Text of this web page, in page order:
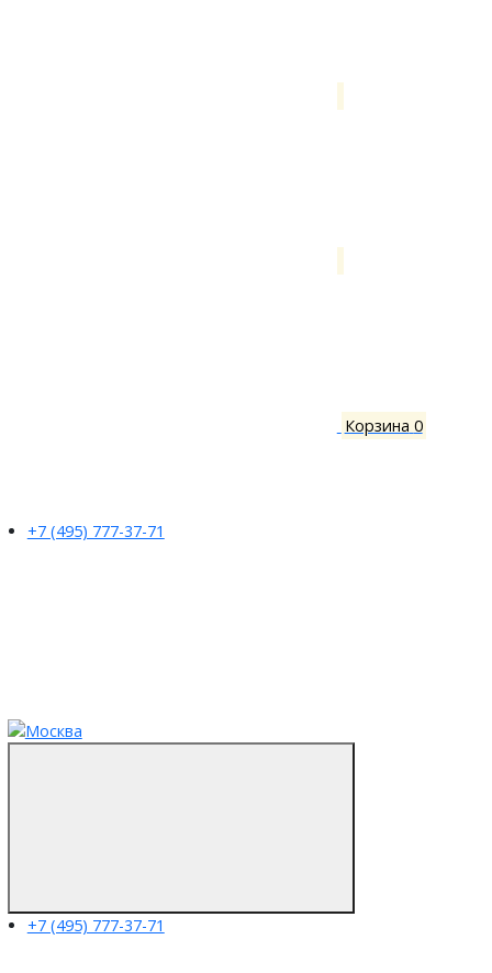
Корзина 0
+7 (495) 777-37-71
+7 (495) 777-37-71